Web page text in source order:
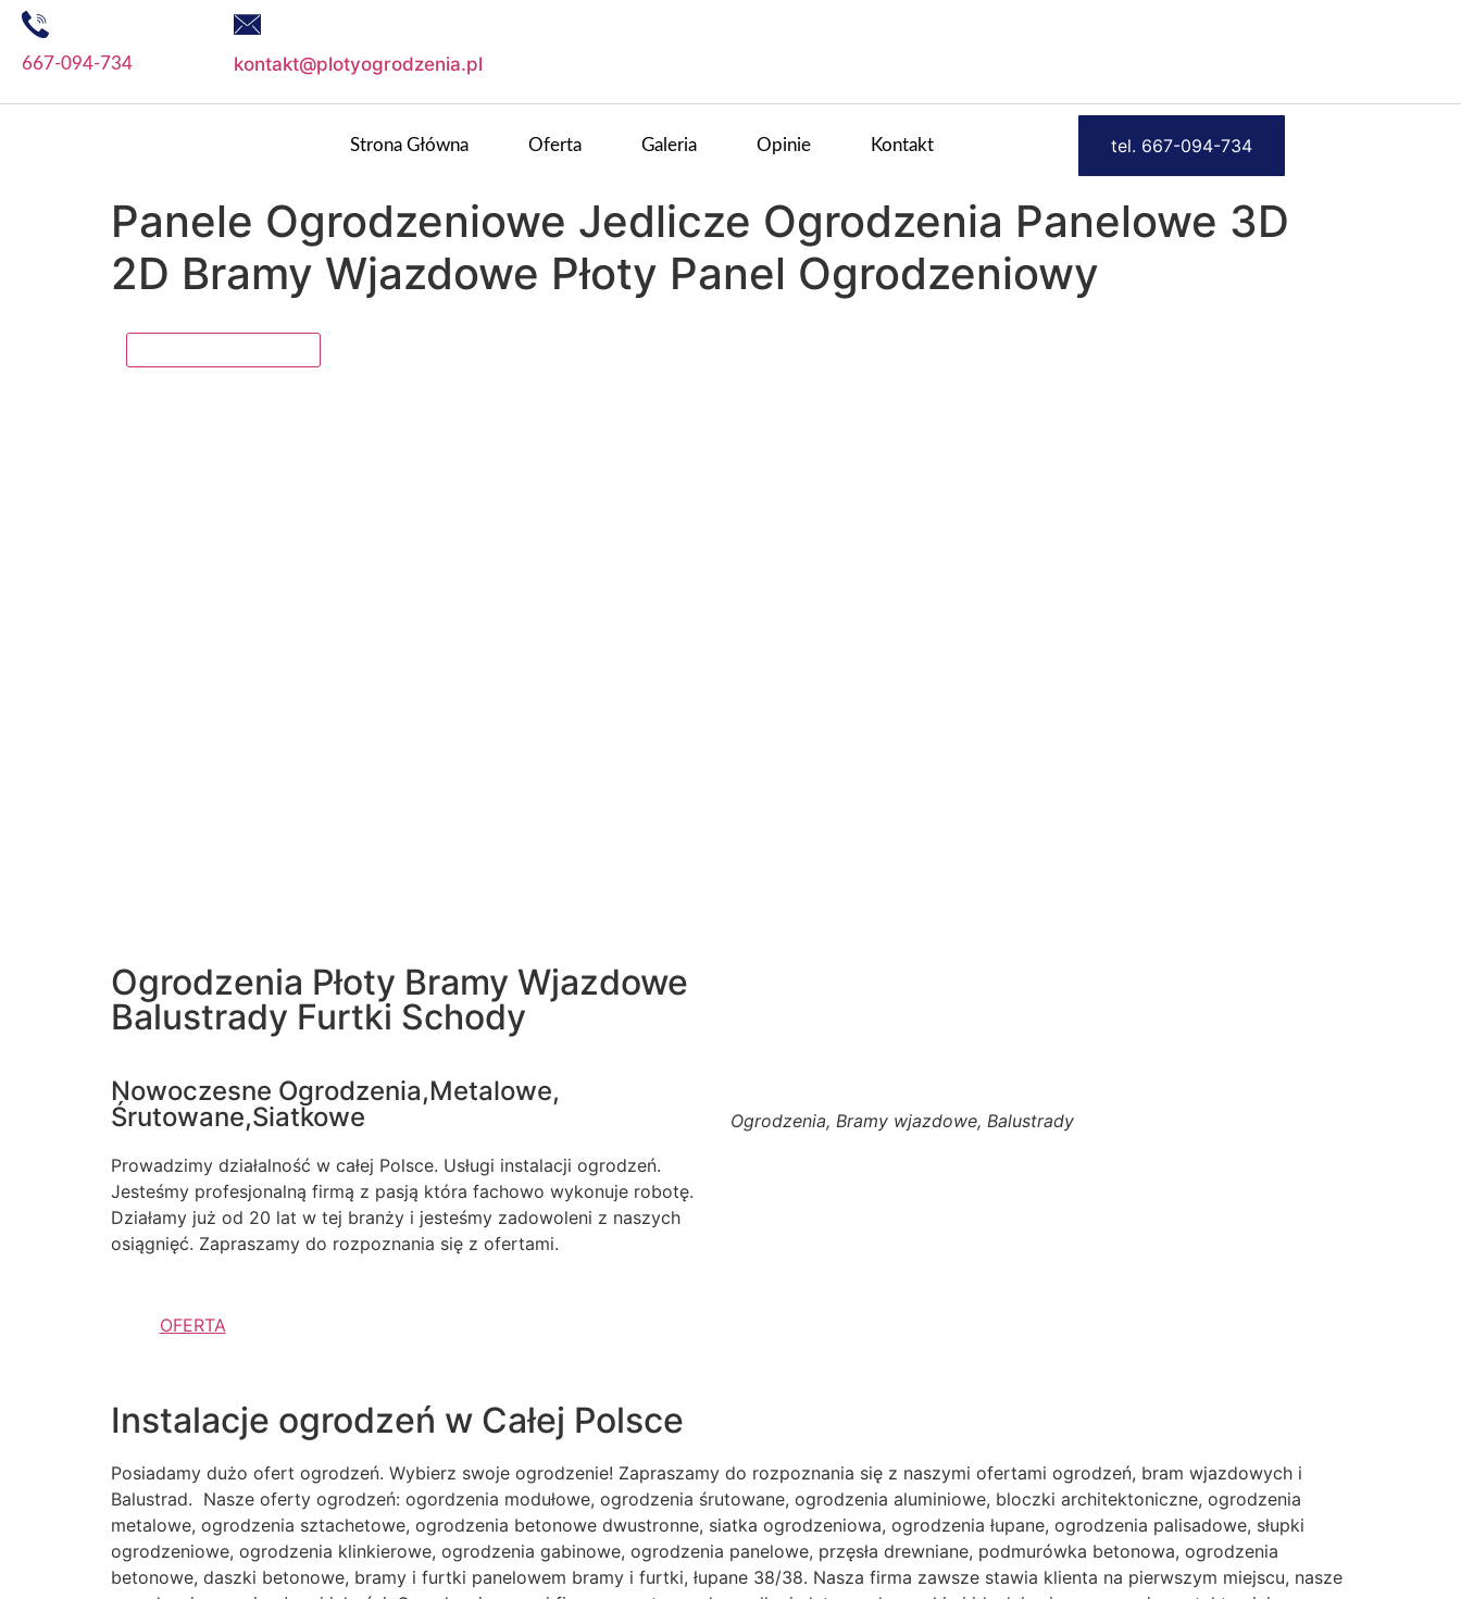
667-094-734 kontakt@plotyogrodzenia.pl
Strona Główna Oferta Galeria Opinie Kontakt tel. 667-094-734
Panele Ogrodzeniowe Jedlicze Ogrodzenia Panelowe 3D
2D Bramy Wjazdowe Płoty Panel Ogrodzeniowy
Ogrodzenia Płoty Bramy Wjazdowe
Balustrady Furtki Schody
Nowoczesne Ogrodzenia,Metalowe,
Śrutowane,Siatkowe
Prowadzimy działalność w całej Polsce. Usługi instalacji ogrodzeń.
Jesteśmy profesjonalną firmą z pasją która fachowo wykonuje robotę.
Działamy już od 20 lat w tej branży i jesteśmy zadowoleni z naszych
osiągnięć. Zapraszamy do rozpoznania się z ofertami.
OFERTA
Ogrodzenia, Bramy wjazdowe, Balustrady
Instalacje ogrodzeń w Całej Polsce
Posiadamy dużo ofert ogrodzeń. Wybierz swoje ogrodzenie! Zapraszamy do rozpoznania się z naszymi ofertami ogrodzeń, bram wjazdowych i
Balustrad. Nasze oferty ogrodzeń: ogordzenia modułowe, ogrodzenia śrutowane, ogrodzenia aluminiowe, bloczki architektoniczne, ogrodzenia
metalowe, ogrodzenia sztachetowe, ogrodzenia betonowe dwustronne, siatka ogrodzeniowa, ogrodzenia łupane, ogrodzenia palisadowe, słupki
ogrodzeniowe, ogrodzenia klinkierowe, ogrodzenia gabinowe, ogrodzenia panelowe, przęsła drewniane, podmurówka betonowa, ogrodzenia
betonowe, daszki betonowe, bramy i furtki panelowem bramy i furtki, łupane 38/38. Nasza firma zawsze stawia klienta na pierwszym miejscu, nasze